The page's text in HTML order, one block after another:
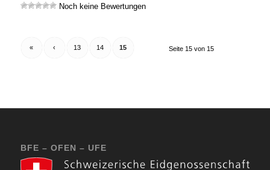
Noch keine Bewertungen
Seite 15 von 15
« ‹ 13 14 15
BFE – OFEN – UFE